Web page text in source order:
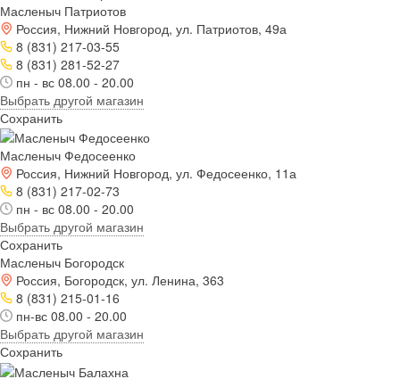
Масленыч Патриотов
Россия, Нижний Новгород, ул. Патриотов, 49а
8 (831) 217-03-55
8 (831) 281-52-27
пн - вс 08.00 - 20.00
Выбрать другой магазин
Сохранить
Масленыч Федосеенко
Россия, Нижний Новгород, ул. Федосеенко, 11а
8 (831) 217-02-73
пн - вс 08.00 - 20.00
Выбрать другой магазин
Сохранить
Масленыч Богородск
Россия, Богородск, ул. Ленина, 363
8 (831) 215-01-16
пн-вс 08.00 - 20.00
Выбрать другой магазин
Сохранить